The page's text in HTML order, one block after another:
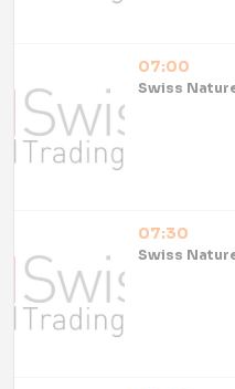
07:00
Swiss
07:30
Swiss